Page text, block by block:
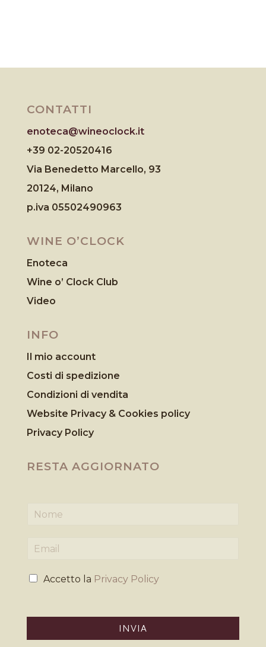
CONTATTI
enoteca@wineoclock.it
+39 02-20520416
Via Benedetto Marcello, 93
20124, Milano
p.iva 05502490963
WINE O’CLOCK
Enoteca
Wine o’ Clock Club
Video
INFO
Il mio account
Costi di spedizione
Condizioni di vendita
Website Privacy & Cookies policy
Privacy Policy
RESTA AGGIORNATO
m
iP
Accetto la Privacy Policy
INVIA